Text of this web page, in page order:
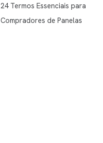
24 Termos Essenciais para
Compradores de Panelas